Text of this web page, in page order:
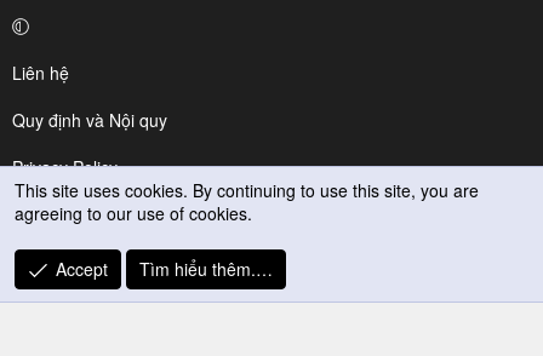
Liên hệ
Quy định và Nội quy
Privacy Policy
Trợ giúp
R
S
This site uses cookies. By continuing to use this site, you are
agreeing to our use of cookies.
Accept Tìm hiểu thêm.…